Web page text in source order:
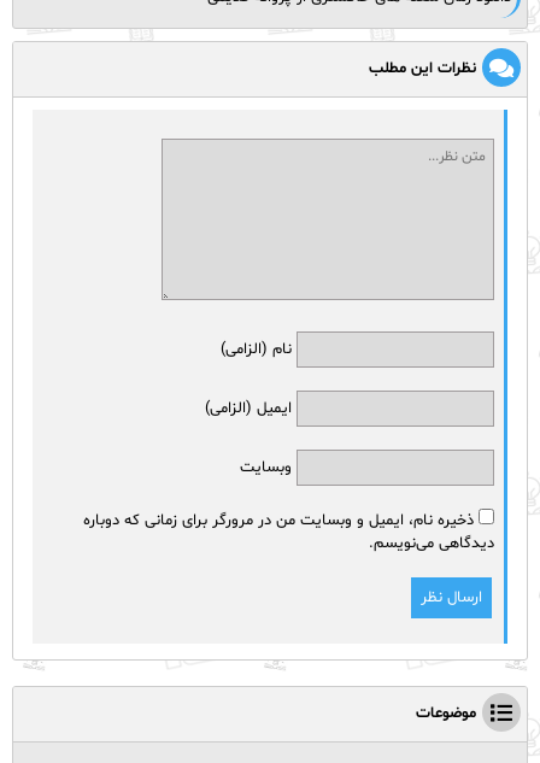
نظرات این مطلب
نام (الزامی)
ایمیل (الزامی)
وبسایت
ذخیره نام، ایمیل و وبسایت من در مرورگر برای زمانی که دوباره
دیدگاهی می‌نویسم.
موضوعات